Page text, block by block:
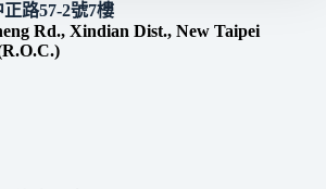
路57-2號7樓
Rd., Xindian Dist., New Taipei